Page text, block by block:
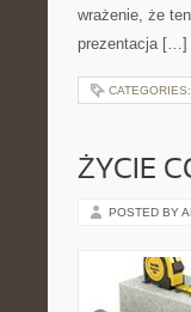
wrażenie, że
prezentacja […]
CATEGORIES:
ŻYCIE
POSTED BY